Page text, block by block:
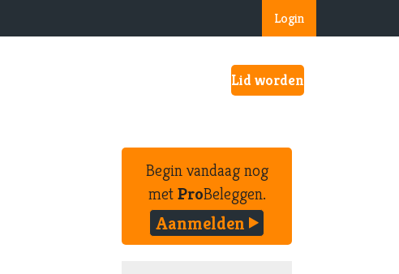
Login
Lid worden
Begin vandaag nog
metProBeleggen.
Aanmelden